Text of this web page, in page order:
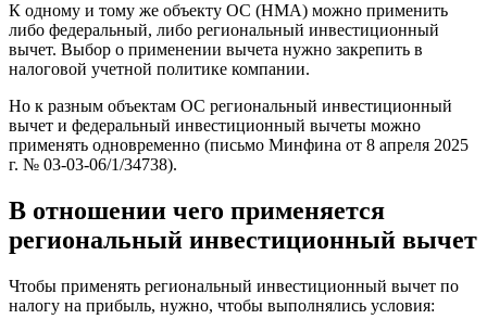
К одному и тому же объекту ОС (НМА) можно применить
либо федеральный, либо региональный инвестиционный
вычет. Выбор о применении вычета нужно закрепить в
налоговой учетной политике компании.
Но к разным объектам ОС региональный инвестиционный
вычет и федеральный инвестиционный вычеты можно
применять одновременно (письмо Минфина от 8 апреля 2025
г. № 03-03-06/1/34738).
В отношении чего применяется
региональный инвестиционный вычет
Чтобы применять региональный инвестиционный вычет по
налогу на прибыль, нужно, чтобы выполнялись условия: